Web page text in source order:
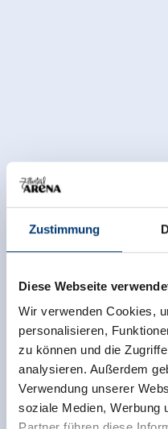
Zustimmung
Diese Webseite
Wir verwenden Cookies,
personalisieren,
zu können und die
analysieren. Außerdem
Verwendung unserer
soziale Medien, Werbung
Facilities of Provider
🔮Pets allowed